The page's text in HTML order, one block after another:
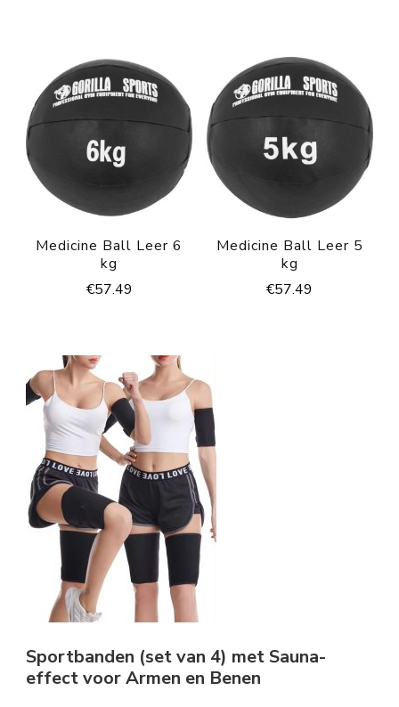
Medicine Ball Leer 6
kg
€57.49
Medicine Ball Leer 5
kg
€57.49
Sportbanden (set van 4) met Sauna-
effect voor Armen en Benen